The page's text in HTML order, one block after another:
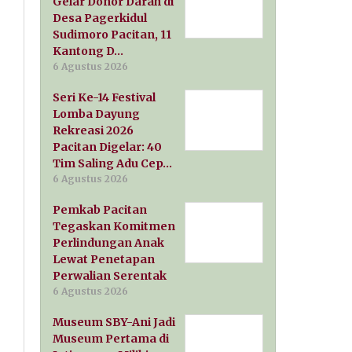
Desa Pagerkidul
Sudimoro Pacitan, 11
Kantong D…
6 Agustus 2026
Seri Ke-14 Festival
Lomba Dayung
Rekreasi 2026
Pacitan Digelar: 40
Tim Saling Adu Cep…
6 Agustus 2026
Pemkab Pacitan
Tegaskan Komitmen
Perlindungan Anak
Lewat Penetapan
Perwalian Serentak
6 Agustus 2026
Museum SBY-Ani Jadi
Museum Pertama di